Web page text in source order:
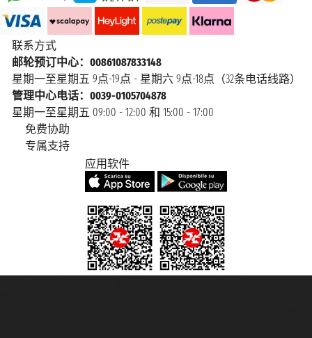
联系方式
邮轮预订中心：00861087833148
星期一至星期五 9点-19点 - 星期六 9点-18点（32条电话线路）
管理中心电话：0039-0105704878
星期一至星期五 09:00 - 12:00 和 15:00 - 17:00
免费协助
专属支持
应用软件